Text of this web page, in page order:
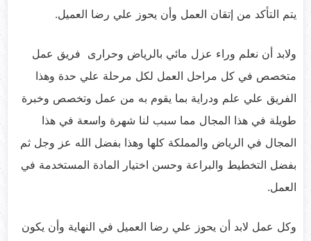
يتم التأكد من إتقان العمل وأن يحوز علي رضا العميل.
ولابد أن نعلم وراء عزل مائي بالرياض وحرارى فريق عمل
متخصص في كل مراحل العمل لكل مرحلة علي حدة وهذا
الفريق علي علم ودراية بما يقوم به من عمل وتخصص وخبرة
طويلة في هذا المجال مما سبب لنا شهرة واسعة في هذا
المجال في الرياض والمملكة كلها وهذا بفضل الله عز وجل ثم
بفضل التخطيط والبراعة وحسن اختيار المادة المستخدمة في
العمل.
وكل عمل لابد أن يحوز علي رضا العميل في النهاية وأن يكون